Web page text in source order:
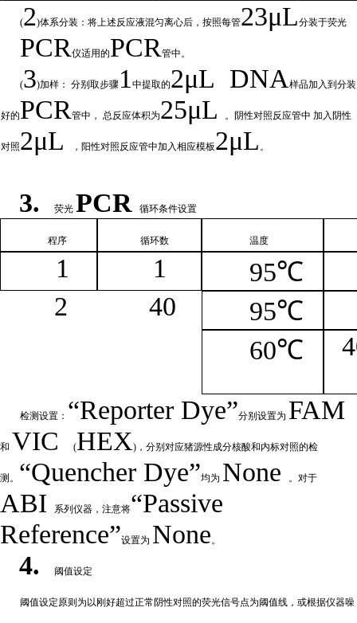
(2)体系分装：将上述反应液混匀离心后，按照每管23μL分装于荧光
PCR仪适用的PCR管中。
(3)加样： 分别取步骤1 中提取的2μL DNA样品加入到分装
好的PCR管中， 总反应体积为25μL 。阴性对照反应管中 加入阴性
对照2μL ，阳性对照反应管中加入相应模板2μL 。
3. 荧光 PCR 循环条件设置
程序 循环数 温度
1 1
95℃
2
40
95℃
60℃
4
检测设置： “Reporter Dye”分别设置为 FAM
和 VIC(HEX)，分别对应猪源性成分核酸和内标对照的检
测。 “Quencher Dye”均为 None 。对于
ABI 系列仪器，注意将“Passive
Reference”设置为 None。
4. 阈值设定
阈值设定原则为以刚好超过正常阴性对照的荧光信号点为阈值线，或根据仪器噪